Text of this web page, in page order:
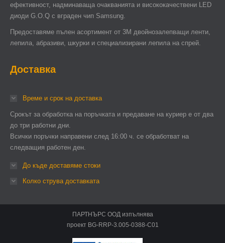
ефективност, надминаваща очакванията и висококачествени LED
диоди G.O.Q с вграден чип Samsung.
Предоставяме пълен асортимент от 3М двойнозалепващи ленти,
лепила, абразиви, шкурки и специализирани лепила на спрей.
Доставка
Време и срок на доставка
Срокът за обработка на поръчката и предаване на куриер е от два
до три работни дни.
Всички поръчки направени след 16:00 ч. се обработват на
следващия работен ден.
До къде доставяме стоки
Колко струва доставката
ПАРТНЪРС ООД изпълнява
проект BG-RRP-3.005-0388-C01